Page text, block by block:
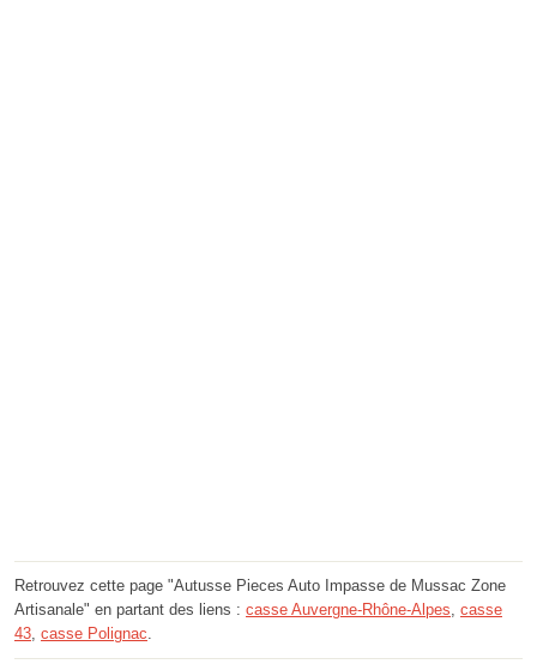
Retrouvez cette page "Autusse Pieces Auto Impasse de Mussac Zone
Artisanale" en partant des liens : casse Auvergne-Rhône-Alpes, casse
43, casse Polignac.